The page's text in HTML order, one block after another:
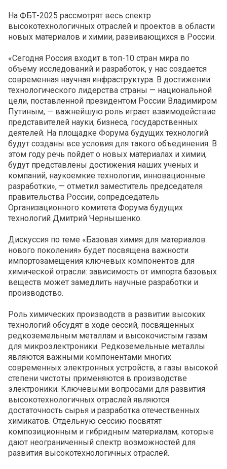
На ФБТ-2025 рассмотрят весь спектр
высокотехнологичных отраслей и проектов в области
новых материалов и химии, развивающихся в России.
«Сегодня Россия входит в топ-10 стран мира по
объему исследований и разработок, у нас создается
современная научная инфраструктура. В достижении
технологического лидерства страны — национальной
цели, поставленной президентом России Владимиром
Путиным, — важнейшую роль играет взаимодействие
представителей науки, бизнеса, государственных
деятелей. На площадке Форума будущих технологий
будут созданы все условия для такого объединения. В
этом году речь пойдет о новых материалах и химии,
будут представлены достижения наших ученых и
компаний, наукоемкие технологии, инновационные
разработки», — отметил заместитель председателя
правительства России, сопредседатель
Организационного комитета Форума будущих
технологий Дмитрий Чернышенко.
Дискуссия по теме «Базовая химия для материалов
нового поколения» будет посвящена важности
импортозамещения ключевых компонентов для
химической отрасли: зависимость от импорта базовых
веществ может замедлить научные разработки и
производство.
Роль химических производств в развитии высоких
технологий обсудят в ходе сессий, посвященных
редкоземельным металлам и высокочистым газам
для микроэлектроники. Редкоземельные металлы
являются важными компонентами многих
современных электронных устройств, а газы высокой
степени чистоты применяются в производстве
электроники. Ключевыми вопросами для развития
высокотехнологичных отраслей являются
достаточность сырья и разработка отечественных
химикатов. Отдельную сессию посвятят
композиционным и гибридным материалам, которые
дают неограниченный спектр возможностей для
развития высокотехнологичных отраслей.